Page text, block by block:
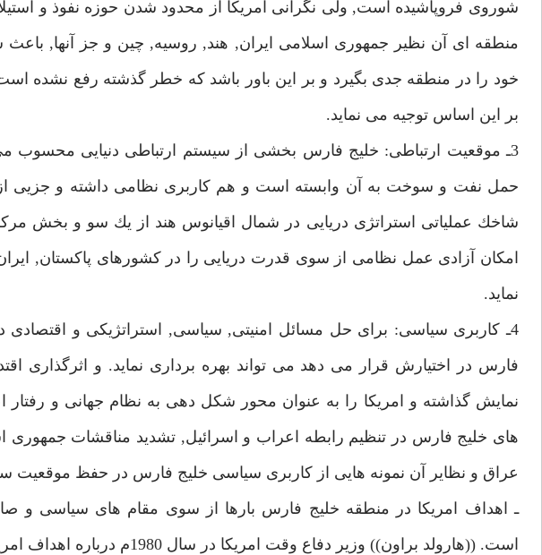
شوروى فروپاشيده است, ولى نگرانى امريكا از محدود شدن حوزه نفوذ و
منطقه اى آن نظير جمهورى اسلامى ايران, هند, روسيه, چين و جز آنها,
خود را در منطقه جدى بگيرد و بر اين باور باشد كه خطر گذشته رفع نشده است,
بر اين اساس توجيه مى نمايد.
3ـ موقعيت ارتباطى: خليج فارس بخشى از سيستم ارتباطى دنيايى محسوب
حمل نفت و سوخت به آن وابسته است و هم كاربرى نظامى داشته و جزيى از
شاخك عملياتى استراتژى دريايى در شمال اقيانوس هند از يك سو و بخش
امكان آزادى عمل نظامى از سوى قدرت دريايى را در كشورهاى پاكستان,
نمايد.
4ـ كاربرى سياسى: براى حل مسائل امنيتى, سياسى, استراتژيكى و
فارس در اختيارش قرار مى دهد مى تواند بهره بردارى نمايد. و اثرگذارى
نمايش گذاشته و امريكا را به عنوان محور شكل دهى به نظام جهانى و
هاى خليج فارس در تنظيم رابطه اعراب و اسرائيل, تشديد مناقشات جمهورى
عراق و نظاير آن نمونه هايى از كاربرى سياسى خليج فارس در حفظ موقعيت
ـ اهداف امريكا در منطقه خليج فارس بارها از سوى مقام هاى سياسى و
است. ((هارولد براون)) وزير دفاع وقت امريكا در سال 1980م درباره اهداف امريكا چنين مى گويد: